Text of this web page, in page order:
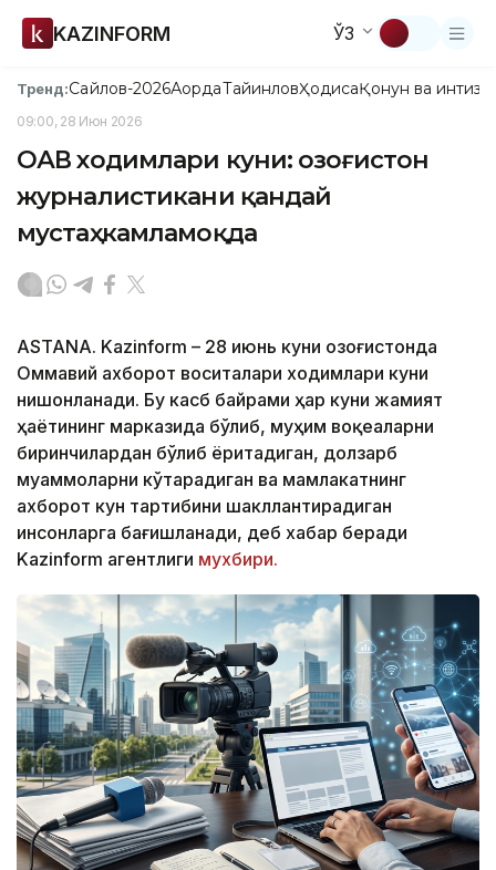
KAZINFORM ЎЗ
Тренд:Сайлов-2026АқордаТайинловҲодисаҚонун ва
09:00, 28 Июн 2026
ОАВ ходимлари куни: Қозоғистон
журналистикани қандай
мустаҳкамламоқда
ASTANA. Kazinform – 28 июнь куни Қозоғистонда
Оммавий ахборот воситалари ходимлари куни
нишонланади. Бу касб байрами ҳар куни жамият
ҳаётининг марказида бўлиб, муҳим воқеаларни
биринчилардан бўлиб ёритадиган, долзарб
муаммоларни кўтарадиган ва мамлакатнинг
ахборот кун тартибини шакллантирадиган
инсонларга бағишланади, деб хабар беради
Kazinform агентлиги мухбири.